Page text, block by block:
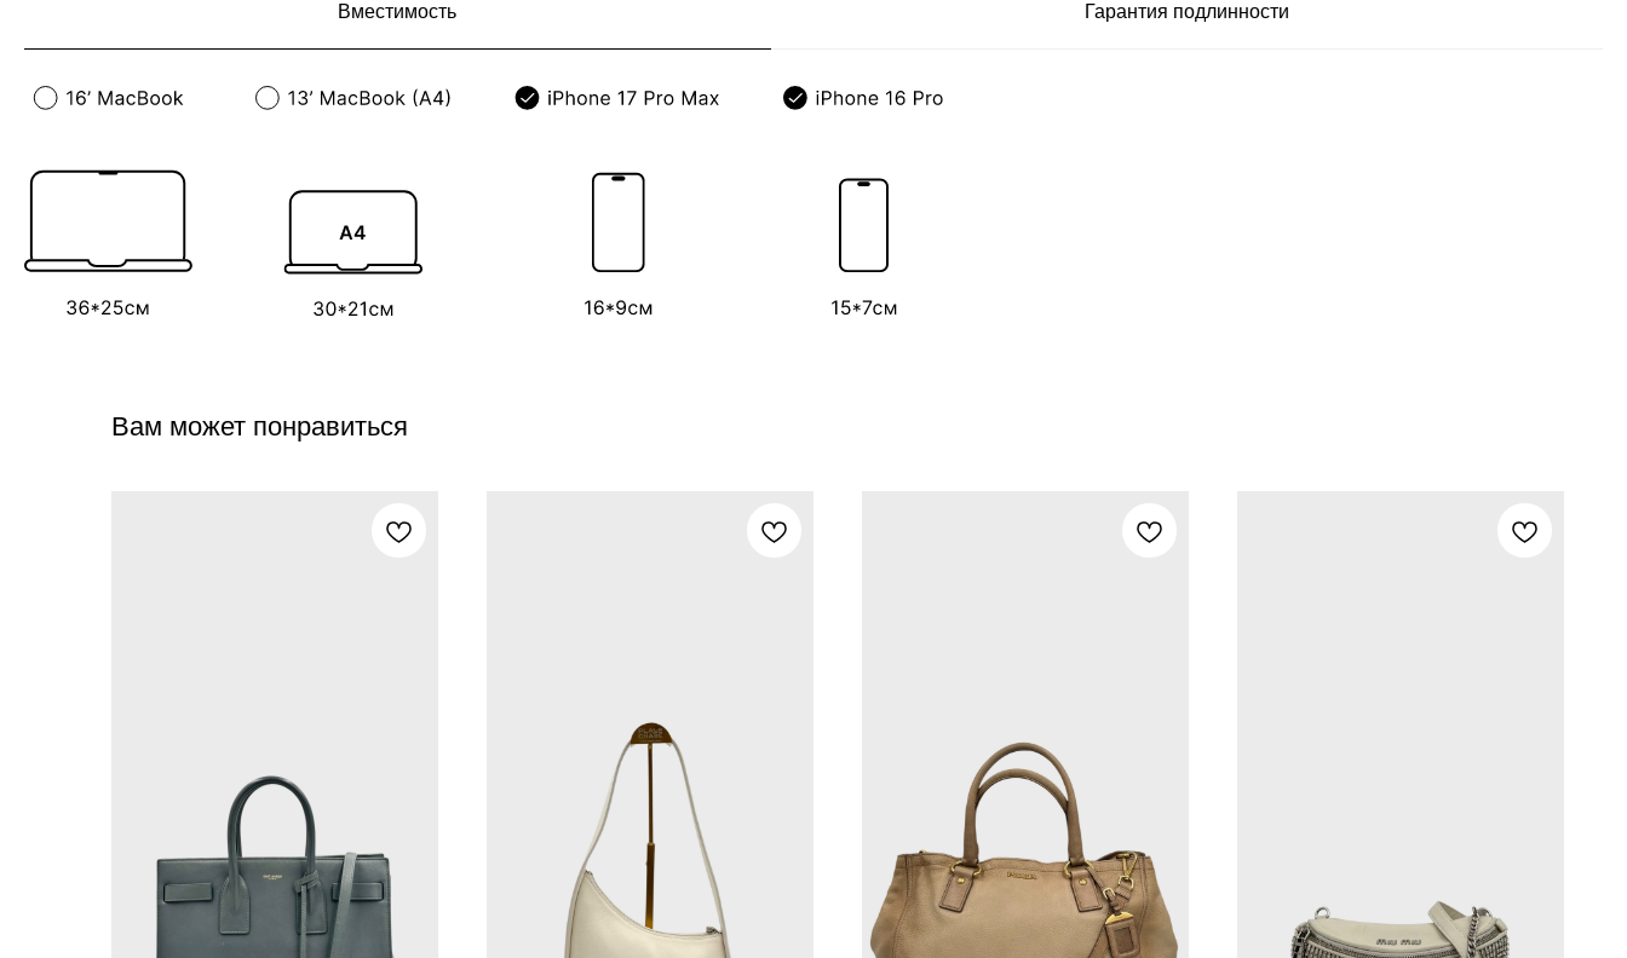
Вместимость Гарантия подлинности
Вам может понравиться